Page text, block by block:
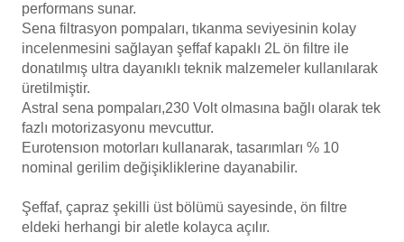
Kalsiyum Hipoklorit
Tuz
Temizleyici
Ayak Havuzu
Bahçe Havuz
Havuz Robotu Yedek
Dalgıç Pompa
performans sunar.
Sena filtrasyon pompaları, tıkanma seviyesinin kolay
incelenmesini sağlayan şeffaf kapaklı 2L ön filtre ile
donatılmış ultra dayanıklı teknik malzemeler kullanılarak
üretilmiştir.
Astral sena pompaları,230 Volt olmasına bağlı olarak tek
fazlı motorizasyonu mevcuttur.
Eurotensıon motorları kullanarak, tasarımları % 10
nominal gerilim değişikliklerine dayanabilir.
Şeffaf, çapraz şekilli üst bölümü sayesinde, ön filtre
eldeki herhangi bir aletle kolayca açılır.